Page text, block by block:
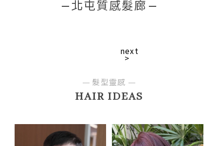
北屯質感髮廊
next
>
HAIR IDEAS
髮型靈感